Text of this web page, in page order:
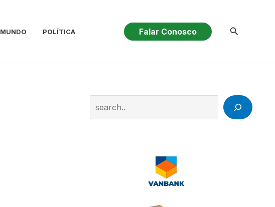
MUNDO POLÍTICA Falar Conosco Pesquisar